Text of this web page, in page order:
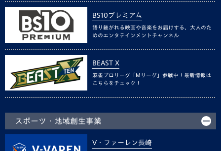
BS10プレミアム
語り継がれる映画や音楽をお届けする、大人のた
めのエンタテインメントチャンネル
BEAST X
麻雀プロリーグ「Mリーグ」参戦中！最新情報は
こちらをチェック！
スポーツ・地域創生事業
V・ファーレン長崎